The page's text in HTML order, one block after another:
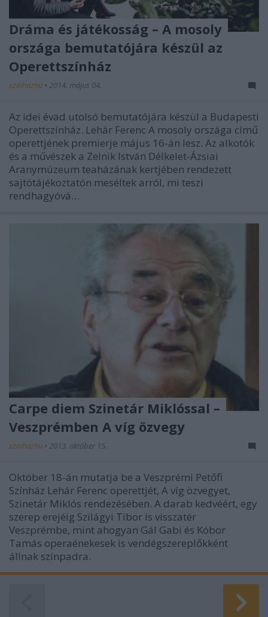
Dráma és játékosság – A mosoly
országa bemutatójára készül az
Operettszínház
szinhazhu • 2014. május 04.
Az idei évad utolsó bemutatójára készül a Budapesti
Operettszínház. Lehár Ferenc A mosoly országa című
operettjének premierje május 16-án lesz. Az alkotók
és a művészek a Zelnik István Délkelet-Ázsiai
Aranymúzeum teaházának kertjében rendezett
sajtótájékoztatón meséltek arról, mi teszi
rendhagyóvá…
Carpe diem Szinetár Miklóssal –
Veszprémben A víg özvegy
szinhazhu • 2013. október 15.
Október 18-án mutatja be a Veszprémi Petőfi
Színház Lehár Ferenc operettjét, A víg özvegyet,
Szinetár Miklós rendezésében. A darab kedvéért, egy
szerep erejéig Szilágyi Tibor is visszatér
Veszprémbe, mint ahogyan Gál Gabi és Kóbor
Tamás operaénekesek is vendégszereplőkként
állnak színpadra.